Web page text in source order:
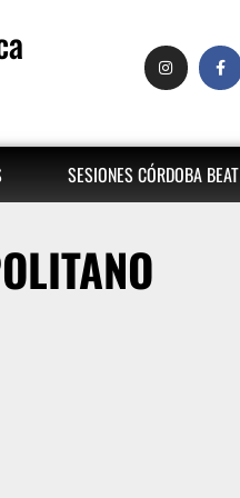
SESIONES CÓRDOBA BEAT